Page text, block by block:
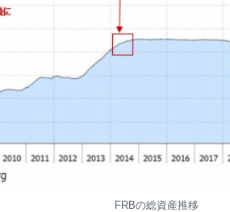
FRBの総資産推移